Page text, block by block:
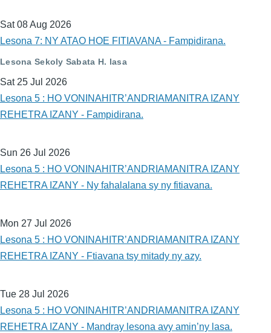
Sat 08 Aug 2026
Lesona 7: NY ATAO HOE FITIAVANA - Fampidirana.
Lesona Sekoly Sabata H. lasa
Sat 25 Jul 2026
Lesona 5 : HO VONINAHITR’ANDRIAMANITRA IZANY
REHETRA IZANY - Fampidirana.
Sun 26 Jul 2026
Lesona 5 : HO VONINAHITR’ANDRIAMANITRA IZANY
REHETRA IZANY - Ny fahalalana sy ny fitiavana.
Mon 27 Jul 2026
Lesona 5 : HO VONINAHITR’ANDRIAMANITRA IZANY
REHETRA IZANY - Ftiavana tsy mitady ny azy.
Tue 28 Jul 2026
Lesona 5 : HO VONINAHITR’ANDRIAMANITRA IZANY
REHETRA IZANY - Mandray lesona avy amin’ny lasa.